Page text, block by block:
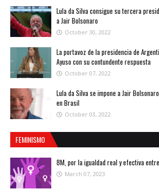
Lula da Silva consigue su tercera
a Jair Bolsonaro
October 30, 2022
La portavoz de la presidencia de
Ayuso con su contundente respuesta
October 07, 2022
Lula da Silva se impone a Jair
en Brasil
October 03, 2022
FEMINISMO
8M, por la igualdad real y efectiva
March 07, 2023